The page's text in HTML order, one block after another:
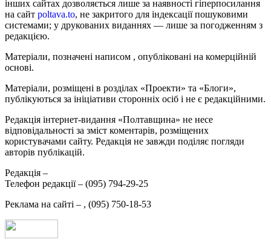
інших сайтах дозволяється лише за наявності гіперпосилання
на сайт poltava.to, не закритого для індексації пошуковими
системами; у друкованих виданнях — лише за погодженням з
редакцією.
Матеріали, позначені написом , опубліковані на комерційній
основі.
Матеріали, розміщені в розділах «Проекти» та «Блоги»,
публікуються за ініціативи сторонніх осіб і не є редакційними.
Редакція інтернет-видання «Полтавщина» не несе
відповідальності за зміст коментарів, розміщених
користувачами сайту. Редакція не завжди поділяє погляди
авторів публікацій.
Редакція –
Телефон редакції – (095) 794-29-25
Реклама на сайті – , (095) 750-18-53